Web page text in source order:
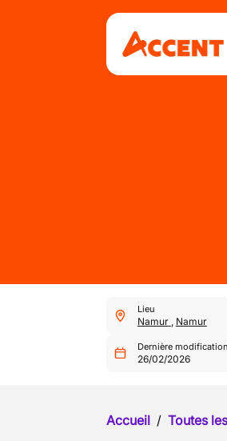
Lieu
Namur , Namur
Dernière modification
26/02/2026
Accueil / Toutes